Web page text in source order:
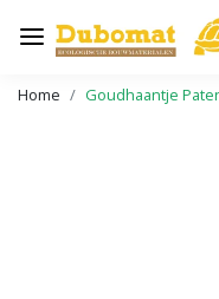
Home Goudhaantje